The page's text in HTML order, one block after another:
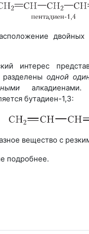
двойных
интерес
одной
бутадиен-1,3:
вещество с
подробнее.